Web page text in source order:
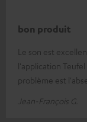
bon produit
Le son est
l'application
problème est
Jean-François G.